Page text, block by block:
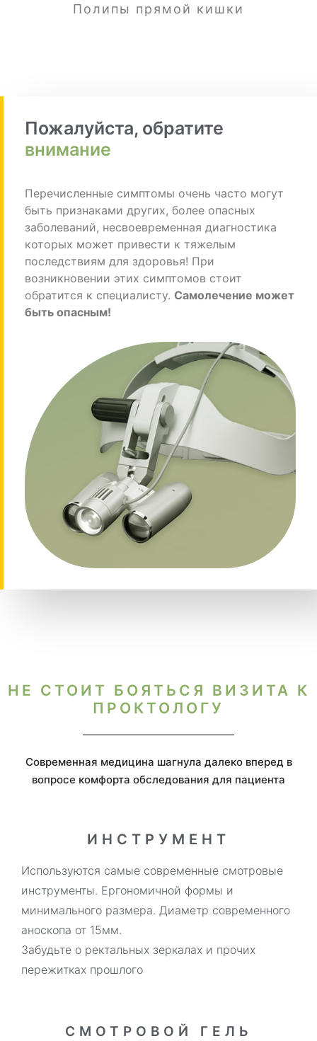
Полипы прямой кишки
Пожалуйста, обратите
внимание
Перечисленные симптомы очень часто могут
быть признаками других, более опасных
заболеваний, несвоевременная диагностика
которых может привести к тяжелым
последствиям для здоровья! При
возникновении этих симптомов стоит
обратится к специалисту. Самолечение может
быть опасным!
НЕ СТОИТ БОЯТЬСЯ ВИЗИТА К
ПРОКТОЛОГУ
Современная медицина шагнула далеко вперед в
вопросе комфорта обследования для пациента
ИНСТРУМЕНТ
Используются самые современные смотровые
инструменты. Ергономичной формы и
минимального размера. Диаметр современного
аноскопа от 15мм.
Забудьте о ректальных зеркалах и прочих
пережитках прошлого
СМОТРОВОЙ ГЕЛЬ